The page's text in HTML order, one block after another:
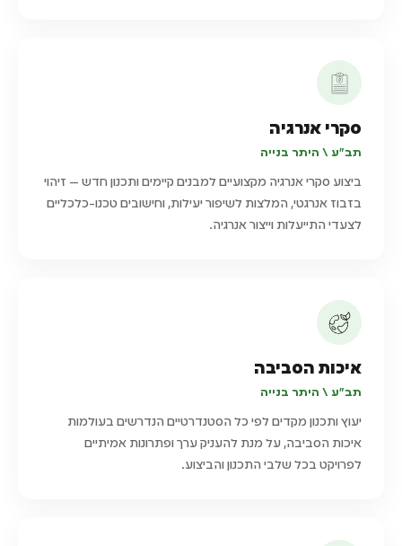
סקרי אנרגיה
תב"ע \ היתר בנייה
ביצוע סקרי אנרגיה מקצועיים למבנים קיימים ותכנון חדש — זיהוי
בזבוז אנרגטי, המלצות לשיפור יעילות, וחישובים טכנו-כלכליים
לצעדי התייעלות וייצור אנרגיה.
איכות הסביבה
תב"ע \ היתר בנייה
יעוץ ותכנון מקדים לפי כל הסטנדרטיים הנדרשים בעולמות
איכות הסביבה, על מנת להעניק ערך ופתרונות אמיתיים
לפרויקט בכל שלבי התכנון והביצוע.